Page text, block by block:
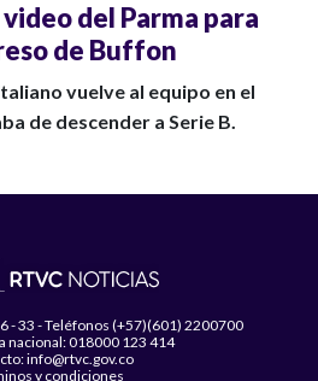
del Parma para
de Buffon
vuelve al equipo en el
de descender a Serie B.
- 33 - Teléfonos (+57)(601) 2200700
nacional: 018000 123 414
info@rtvc.gov.co
y condiciones